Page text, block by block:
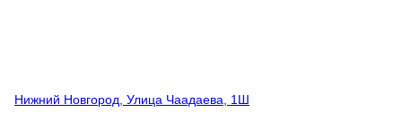
Нижний Новгород, Улица Чаадаева, 1Ш